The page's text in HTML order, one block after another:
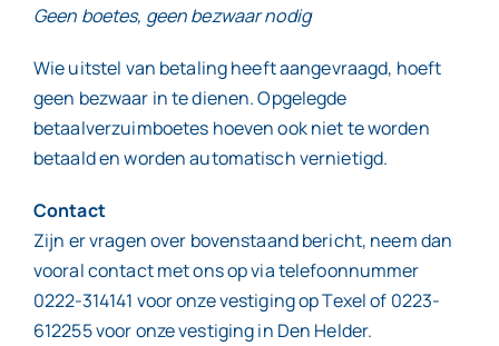
Geen boetes, geen bezwaar nodig
Wie uitstel van betaling heeft aangevraagd, hoeft
geen bezwaar in te dienen. Opgelegde
betaalverzuimboetes hoeven ook niet te worden
betaald en worden automatisch vernietigd.
Contact
Zijn er vragen over bovenstaand bericht, neem dan
vooral contact met ons op via telefoonnummer
0222-314141 voor onze vestiging op Texel of 0223-
612255 voor onze vestiging in Den Helder.